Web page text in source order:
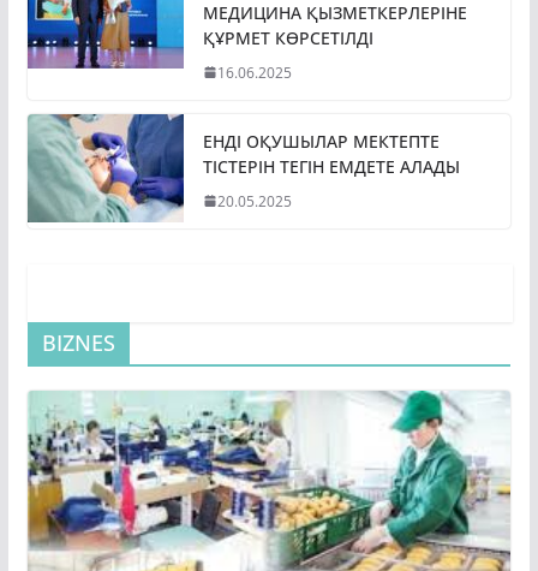
МЕДИЦИНА ҚЫЗМЕТКЕРЛЕРІНЕ
ҚҰРМЕТ КӨРСЕТІЛДІ
16.06.2025
ЕНДІ ОҚУШЫЛАР МЕКТЕПТЕ
ТІСТЕРІН ТЕГІН ЕМДЕТЕ АЛАДЫ
20.05.2025
BIZNES